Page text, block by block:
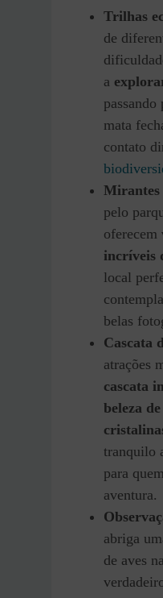
Trilhas
de
a
passando
mata
contato
Mirantes
pelo
oferecem
incríveis
local
belas
Cascata
atrações
cascata
beleza
tranquilo
para
aventura.
abriga
de aves